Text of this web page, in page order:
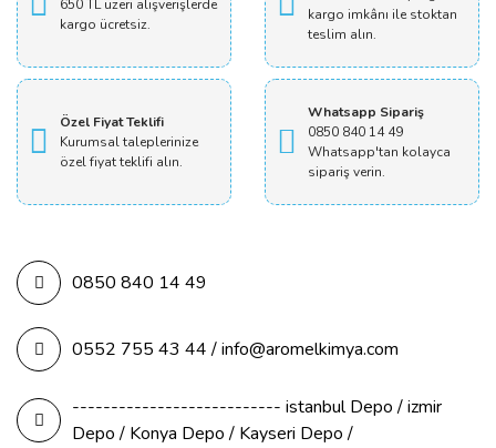
650 TL üzeri alışverişlerde
kargo ücretsiz.
kargo imkânı ile stoktan
teslim alın.
Özel Fiyat Teklifi
Kurumsal taleplerinize
özel fiyat teklifi alın.
Whatsapp Sipariş
0850 840 14 49
Whatsapp'tan kolayca
sipariş verin.
0850 840 14 49
0552 755 43 44 / info@aromelkimya.com
--------------------------- istanbul Depo / izmir
Depo / Konya Depo / Kayseri Depo /